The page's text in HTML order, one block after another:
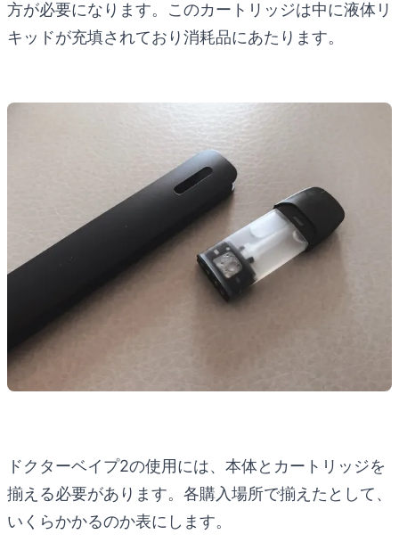
方が必要になります。このカートリッジは中に液体リ
キッドが充填されており消耗品にあたります。
ドクターベイプ2の使用には、本体とカートリッジを
揃える必要があります。各購入場所で揃えたとして、
いくらかかるのか表にします。